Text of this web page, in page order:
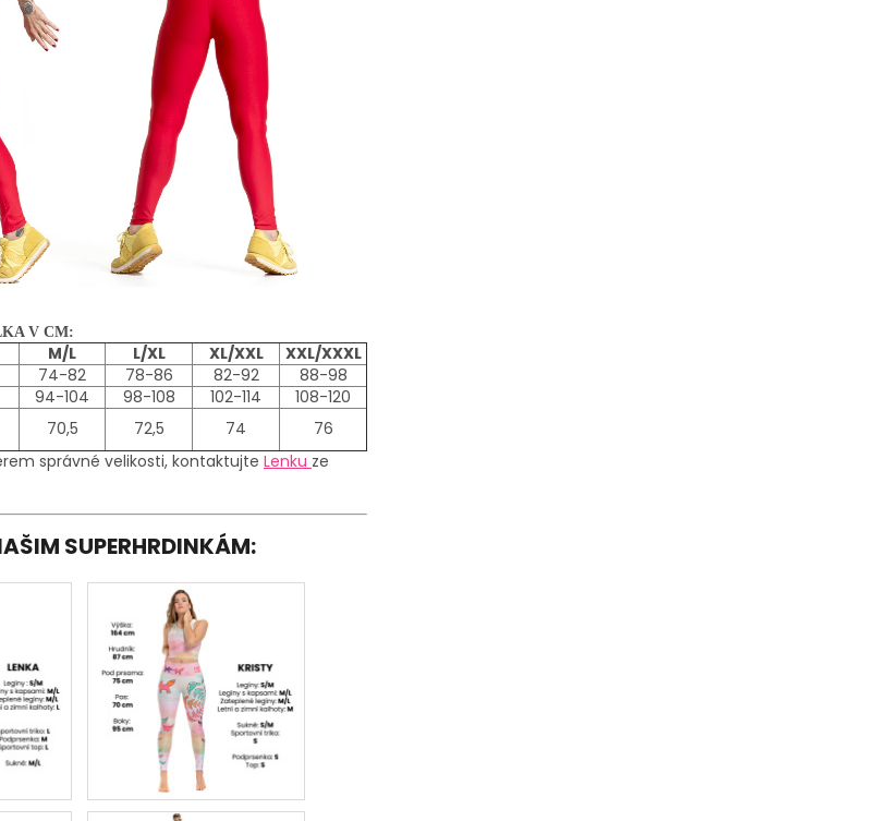
V CM:
M/L L/XL XL/XXL
XXL/XXXL
74-82 78-86 82-92
88-98
94-104 98-108 102-114
108-120
70,5 72,5 74
76
správné velikosti, kontaktujte Lenku ze
SUPERHRDINKÁM: